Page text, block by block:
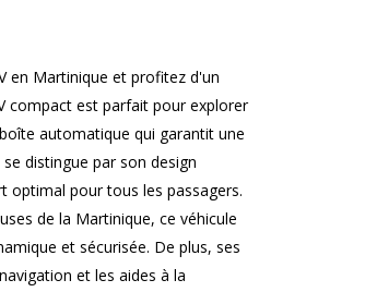
en Martinique et profitez d'un
compact est parfait pour explorer
automatique qui garantit une
distingue par son design
optimal pour tous les passagers.
de la Martinique, ce véhicule
et sécurisée. De plus, ses
et les aides à la